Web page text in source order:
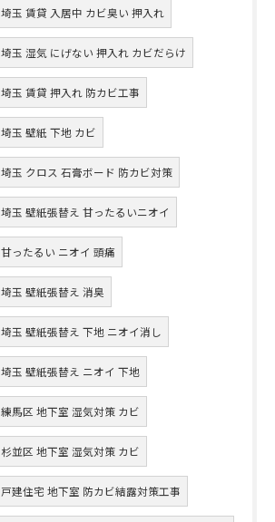
埼玉 賃貸 入居中 カビ臭い 押入れ
埼玉 湿気 にげない 押入れ カビだらけ
埼玉 賃貸 押入れ 防カビ工事
埼玉 壁紙 下地 カビ
埼玉 クロス 石膏ボード 防カビ対策
埼玉 壁紙張替え 甘ったるいニオイ
甘ったるい ニオイ 頭痛
埼玉 壁紙張替え 消臭
埼玉 壁紙張替え 下地 ニオイ消し
埼玉 壁紙張替え ニオイ 下地
練馬区 地下室 湿気対策 カビ
杉並区 地下室 湿気対策 カビ
戸建住宅 地下室 防カビ結露対策工事